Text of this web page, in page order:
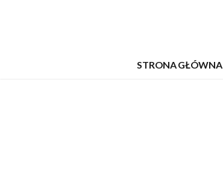
STRONA GŁÓWNA